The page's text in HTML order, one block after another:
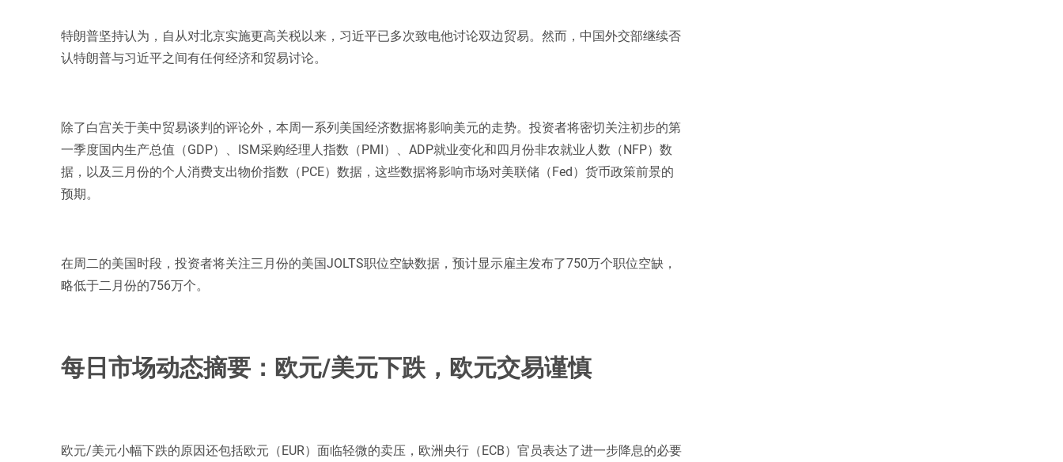
特朗普坚持认为，自从对北京实施更高关税以来，习近平已多次致电他讨论双边贸易。然而，中国外交部继续否
认特朗普与习近平之间有任何经济和贸易讨论。
除了白宫关于美中贸易谈判的评论外，本周一系列美国经济数据将影响美元的走势。投资者将密切关注初步的第
一季度国内生产总值（GDP）、ISM采购经理人指数（PMI）、ADP就业变化和四月份非农就业人数（NFP）数
据，以及三月份的个人消费支出物价指数（PCE）数据，这些数据将影响市场对美联储（Fed）货币政策前景的
预期。
在周二的美国时段，投资者将关注三月份的美国JOLTS职位空缺数据，预计显示雇主发布了750万个职位空缺，
略低于二月份的756万个。
每日市场动态摘要：欧元/美元下跌，欧元交易谨慎
欧元/美元小幅下跌的原因还包括欧元（EUR）面临轻微的卖压，欧洲央行（ECB）官员表达了进一步降息的必要